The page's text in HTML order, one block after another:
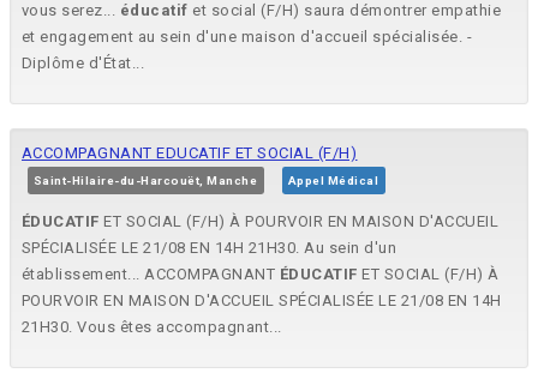
vous serez... éducatif et social (F/H) saura démontrer empathie
et engagement au sein d'une maison d'accueil spécialisée. -
Diplôme d'État...
ACCOMPAGNANT EDUCATIF ET SOCIAL (F/H)
Saint-Hilaire-du-Harcouët, Manche Appel Médical
ÉDUCATIF ET SOCIAL (F/H) À POURVOIR EN MAISON D'ACCUEIL
SPÉCIALISÉE LE 21/08 EN 14H 21H30. Au sein d'un
établissement... ACCOMPAGNANT ÉDUCATIF ET SOCIAL (F/H) À
POURVOIR EN MAISON D'ACCUEIL SPÉCIALISÉE LE 21/08 EN 14H
21H30. Vous êtes accompagnant...